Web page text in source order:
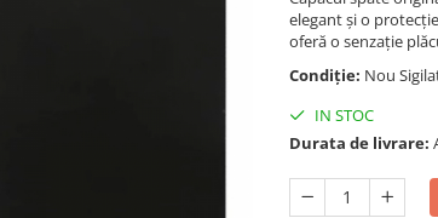
elegant și o
oferă o senzație
Condiție: Nou
IN STOC
Durata de livrare: